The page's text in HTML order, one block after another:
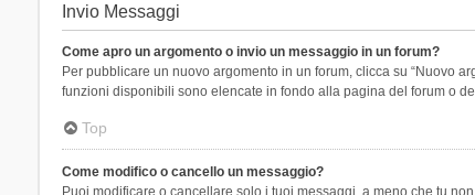
Invio Messaggi
Come apro un argomento o invio un messaggio in un forum?
Per pubblicare un nuovo argomento in un forum, clicca su “Nuovo
funzioni disponibili sono elencate in fondo alla pagina del forum o
Top
Come modifico o cancello un messaggio?
Puoi modificare o cancellare solo i tuoi messaggi, a meno che tu